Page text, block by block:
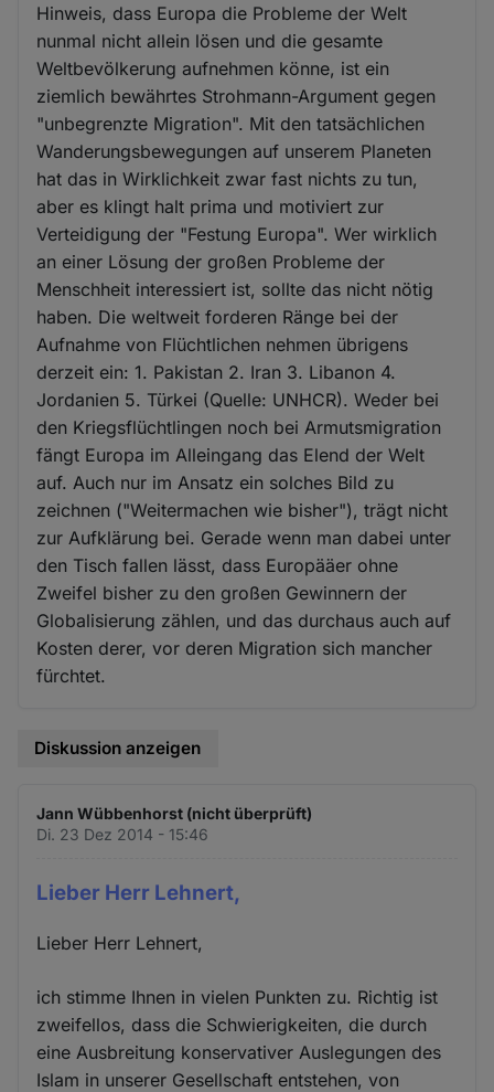
Hinweis, dass Europa die Probleme der Welt
nunmal nicht allein lösen und die gesamte
Weltbevölkerung aufnehmen könne, ist ein
ziemlich bewährtes Strohmann-Argument gegen
"unbegrenzte Migration". Mit den tatsächlichen
Wanderungsbewegungen auf unserem Planeten
hat das in Wirklichkeit zwar fast nichts zu tun,
aber es klingt halt prima und motiviert zur
Verteidigung der "Festung Europa". Wer wirklich
an einer Lösung der großen Probleme der
Menschheit interessiert ist, sollte das nicht nötig
haben. Die weltweit forderen Ränge bei der
Aufnahme von Flüchtlichen nehmen übrigens
derzeit ein: 1. Pakistan 2. Iran 3. Libanon 4.
Jordanien 5. Türkei (Quelle: UNHCR). Weder bei
den Kriegsflüchtlingen noch bei Armutsmigration
fängt Europa im Alleingang das Elend der Welt
auf. Auch nur im Ansatz ein solches Bild zu
zeichnen ("Weitermachen wie bisher"), trägt nicht
zur Aufklärung bei. Gerade wenn man dabei unter
den Tisch fallen lässt, dass Europääer ohne
Zweifel bisher zu den großen Gewinnern der
Globalisierung zählen, und das durchaus auch auf
Kosten derer, vor deren Migration sich mancher
fürchtet.
Diskussion anzeigen
Jann Wübbenhorst (nicht überprüft)
Di. 23 Dez 2014 - 15:46
Lieber Herr Lehnert,
Lieber Herr Lehnert,
ich stimme Ihnen in vielen Punkten zu. Richtig ist
zweifellos, dass die Schwierigkeiten, die durch
eine Ausbreitung konservativer Auslegungen des
Islam in unserer Gesellschaft entstehen, von